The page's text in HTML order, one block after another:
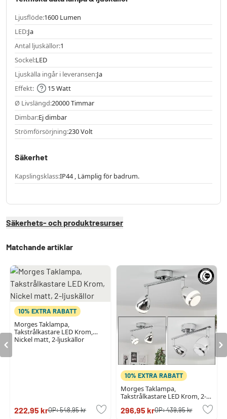
Ljusflöde:1600 Lumen
LED:Ja
Antal ljuskällor:1
Sockel:LED
Ljuskälla ingår i leveransen:Ja
Effekt:
15 Watt
Ø Livslängd:20000 Timmar
Dimbar:Ej dimbar
Strömförsörjning:230 Volt
Säkerhet
Kapslingsklass:IP44 , Lämplig för badrum.
Säkerhets- och produktresurser
Matchande artiklar
10% EXTRA RABATT
Morges Taklampa,
Takstrålkastare LED Krom,
Nickel matt, 2-ljuskällor
222,95 krOP:548,95 kr
10% EXTRA RABATT
Morges Taklampa,
Takstrålkastare LED Krom, 2-
296,95 krOP:439,95 kr